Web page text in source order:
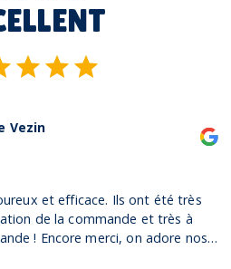
et efficace. Ils ont été très
de la commande et très à
! Encore merci, on adore nos